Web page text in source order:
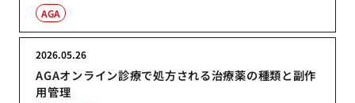
AGA
AGAオンライン診療で処方される治療薬の種類と副作
用管理
2026.05.26